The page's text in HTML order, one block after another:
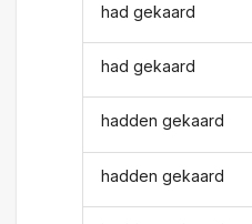
had gekaard
had gekaard
hadden gekaard
hadden gekaard